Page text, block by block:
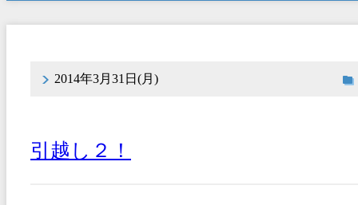
2014年3月31日(月)
引越し２！